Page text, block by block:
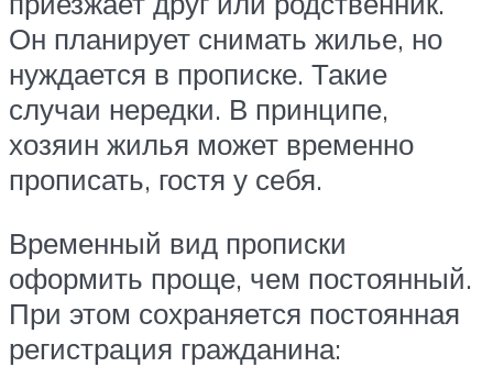
Он планирует снимать жилье, но
нуждается в прописке. Такие
случаи нередки. В принципе,
хозяин жилья может временно
прописать, гостя у себя.
Временный вид прописки
оформить проще, чем постоянный.
При этом сохраняется постоянная
регистрация гражданина: